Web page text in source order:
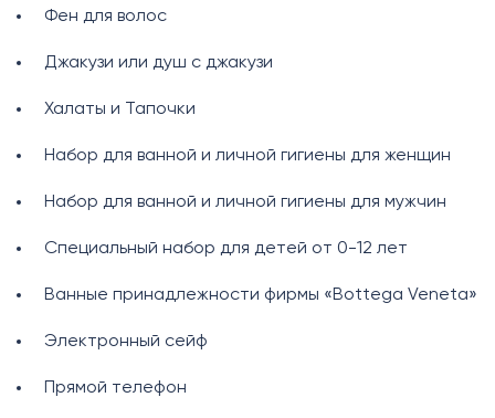
Фен для волос
Джакузи или душ с джакузи
Халаты и Тапочки
Набор для ванной и личной гигиены для женщин
Набор для ванной и личной гигиены для мужчин
Специальный набор для детей от 0-12 лет
Ванные принадлежности фирмы «Bottega Veneta»
Электронный сейф
Прямой телефон